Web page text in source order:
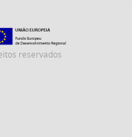
reservados